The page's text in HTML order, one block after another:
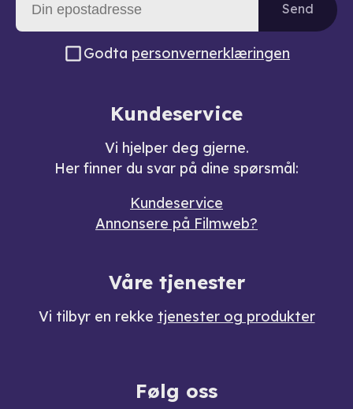
Send
Godta personvernerklæringen
Kundeservice
Vi hjelper deg gjerne.
Her finner du svar på dine spørsmål:
Kundeservice
Annonsere på Filmweb?
Våre tjenester
Vi tilbyr en rekke tjenester og produkter
Følg oss